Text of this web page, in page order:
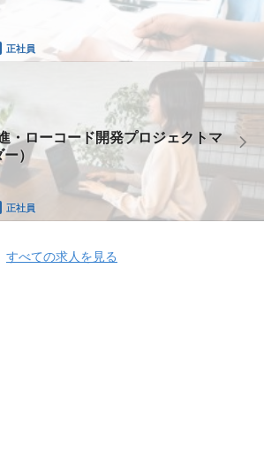
正社員
・ローコード開発プロジェクトマ
ー）
正社員
すべての求人を見る